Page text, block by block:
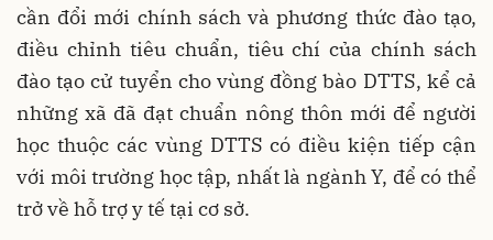
cần đổi mới chính sách và phương thức đào tạo,
điều chỉnh tiêu chuẩn, tiêu chí của chính sách
đào tạo cử tuyển cho vùng đồng bào DTTS, kể cả
những xã đã đạt chuẩn nông thôn mới để người
học thuộc các vùng DTTS có điều kiện tiếp cận
với môi trường học tập, nhất là ngành Y, để có thể
trở về hỗ trợ y tế tại cơ sở.